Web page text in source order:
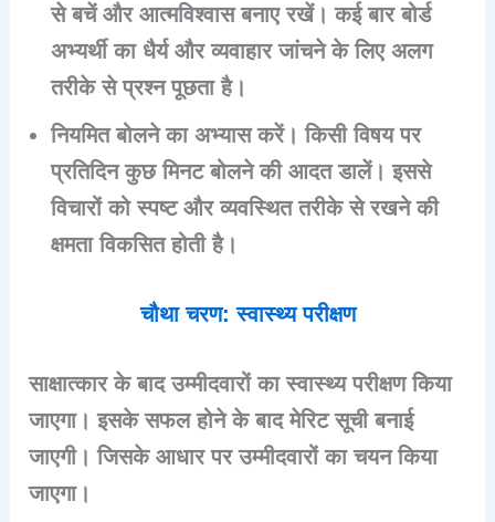
से बचें और आत्मविश्वास बनाए रखें। कई बार बोर्ड
अभ्यर्थी का धैर्य और व्यवाहार जांचने के लिए अलग
तरीके से प्रश्न पूछता है।
नियमित बोलने का अभ्यास करें। किसी विषय पर
प्रतिदिन कुछ मिनट बोलने की आदत डालें। इससे
विचारों को स्पष्ट और व्यवस्थित तरीके से रखने की
क्षमता विकसित होती है।
चौथा चरण: स्वास्थ्य परीक्षण
साक्षात्कार के बाद उम्मीदवारों का स्वास्थ्य परीक्षण किया
जाएगा। इसके सफल होने के बाद मेरिट सूची बनाई
जाएगी। जिसके आधार पर उम्मीदवारों का चयन किया
जाएगा।